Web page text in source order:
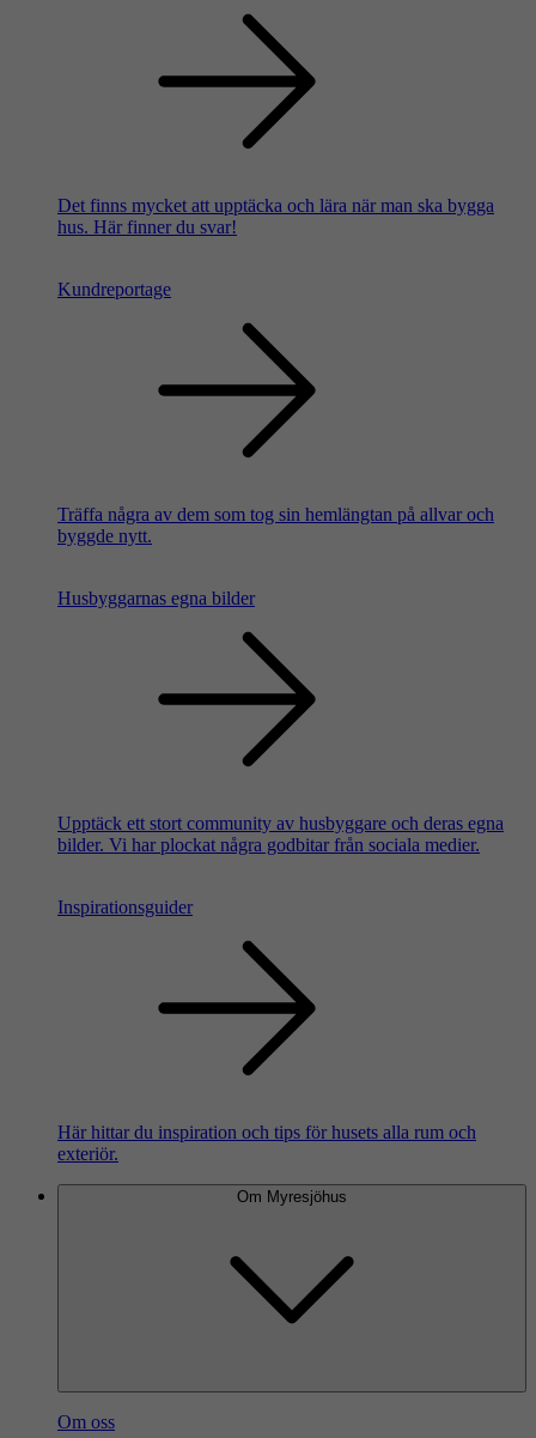
Det finns mycket att upptäcka och lära när man ska bygga
hus. Här finner du svar!
Kundreportage
Träffa några av dem som tog sin hemlängtan på allvar och
byggde nytt.
Husbyggarnas egna bilder
Upptäck ett stort community av husbyggare och deras egna
bilder. Vi har plockat några godbitar från sociala medier.
Inspirationsguider
Här hittar du inspiration och tips för husets alla rum och
exteriör.
Om Myresjöhus
Om oss